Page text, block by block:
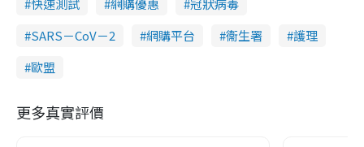
快速測試
網購優惠
冠狀病毒
SARS－CoV－2
網購平台 衞生署
護理
歐盟
更多真實評價